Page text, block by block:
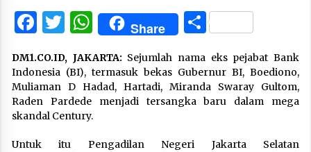
Facebook
Twitter
WhatsApp
Share Share
DM1.CO.ID, JAKARTA: Sejumlah nama eks pejabat Bank
Indonesia (BI), termasuk bekas Gubernur BI, Boediono,
Muliaman D Hadad, Hartadi, Miranda Swaray Gultom,
Raden Pardede menjadi tersangka baru dalam mega
skandal Century.
Untuk itu Pengadilan Negeri Jakarta Selatan